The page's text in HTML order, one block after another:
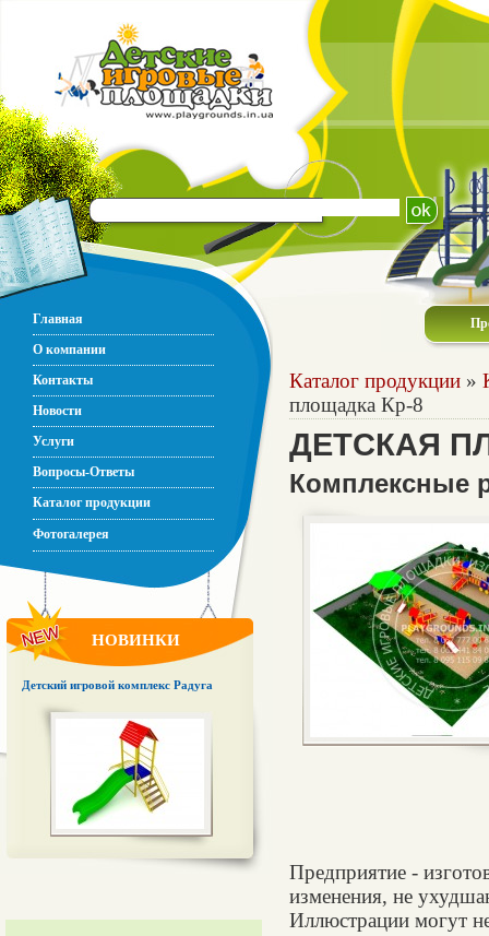
Главная
О компании
Контакты
Новости
Услуги
Вопросы-Ответы
Каталог продукции
Фотогалерея
НОВИНКИ
Детский игровой комплекс Радуга
Каталог продукции »
площадка Кр-8
ДЕТСКАЯ
Комплексные
Предприятие -
изменения, не
Иллюстрации могут